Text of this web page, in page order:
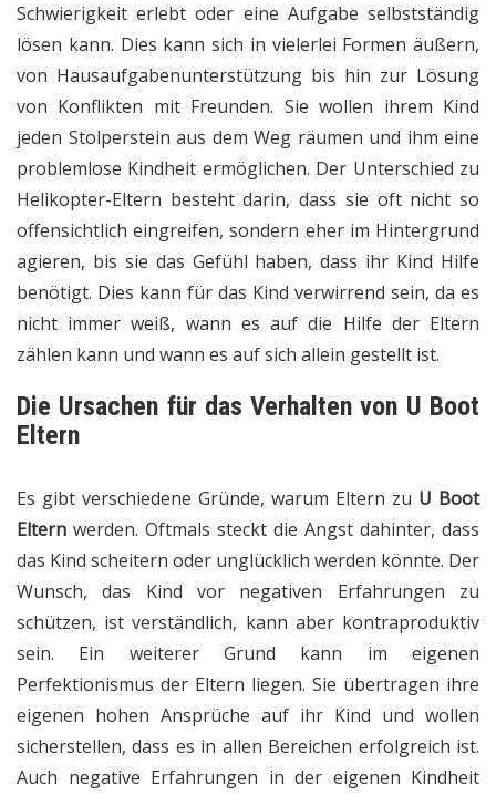
Schwierigkeit erlebt oder eine Aufgabe selbstständig
lösen kann. Dies kann sich in vielerlei Formen äußern,
von Hausaufgabenunterstützung bis hin zur Lösung
von Konflikten mit Freunden. Sie wollen ihrem Kind
jeden Stolperstein aus dem Weg räumen und ihm eine
problemlose Kindheit ermöglichen. Der Unterschied zu
Helikopter-Eltern besteht darin, dass sie oft nicht so
offensichtlich eingreifen, sondern eher im Hintergrund
agieren, bis sie das Gefühl haben, dass ihr Kind Hilfe
benötigt. Dies kann für das Kind verwirrend sein, da es
nicht immer weiß, wann es auf die Hilfe der Eltern
zählen kann und wann es auf sich allein gestellt ist.
Die Ursachen für das Verhalten von U Boot
Eltern
Es gibt verschiedene Gründe, warum Eltern zu U Boot
Eltern werden. Oftmals steckt die Angst dahinter, dass
das Kind scheitern oder unglücklich werden könnte. Der
Wunsch, das Kind vor negativen Erfahrungen zu
schützen, ist verständlich, kann aber kontraproduktiv
sein. Ein weiterer Grund kann im eigenen
Perfektionismus der Eltern liegen. Sie übertragen ihre
eigenen hohen Ansprüche auf ihr Kind und wollen
sicherstellen, dass es in allen Bereichen erfolgreich ist.
Auch negative Erfahrungen in der eigenen Kindheit